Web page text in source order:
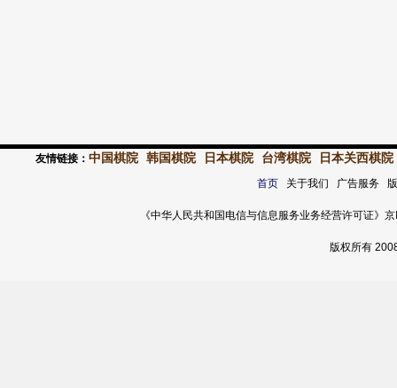
友情链接： 中国棋院 韩国棋院 日本棋院 台湾棋院 日本关西棋院
首页关于我们 广告服务
《中华人民共和国电信与信息服务业务经营许可证
版权所有